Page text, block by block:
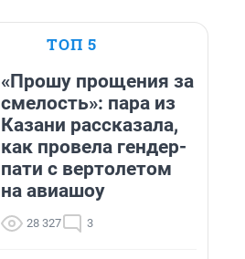
ТОП 5
«Прошу прощения за
смелость»: пара из
Казани рассказала,
как провела гендер-
пати с вертолетом
на авиашоу
28 327 3